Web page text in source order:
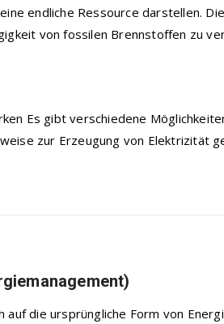
endliche Ressource darstellen.
von fossilen Brennstoffen zu
Es gibt verschiedene
zur Erzeugung von Elektrizität
auf die ursprüngliche Form von